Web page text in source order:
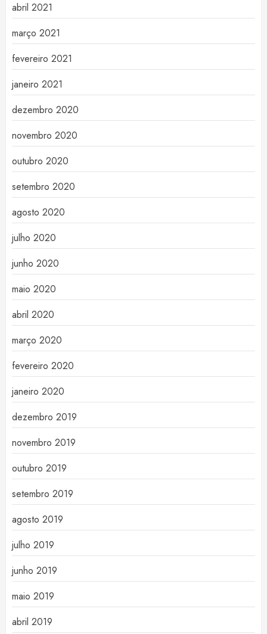
abril 2021
março 2021
fevereiro 2021
janeiro 2021
dezembro 2020
novembro 2020
outubro 2020
setembro 2020
agosto 2020
julho 2020
junho 2020
maio 2020
abril 2020
março 2020
fevereiro 2020
janeiro 2020
dezembro 2019
novembro 2019
outubro 2019
setembro 2019
agosto 2019
julho 2019
junho 2019
maio 2019
abril 2019